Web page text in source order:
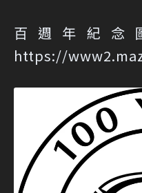
百週年紀念
https://